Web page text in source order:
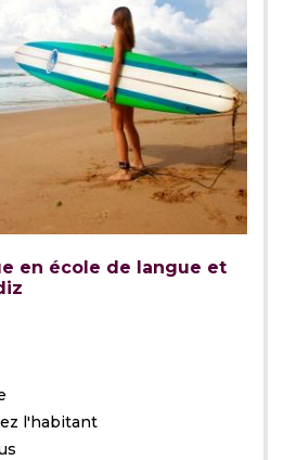
en école de langue et
l'habitant